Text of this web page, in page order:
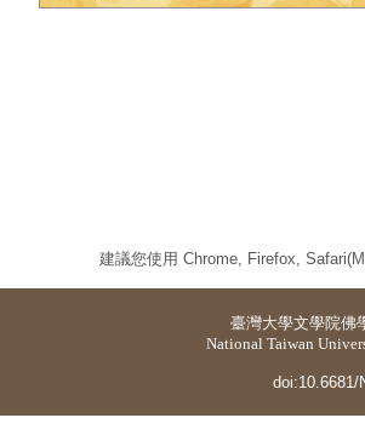
建議您使用 Chrome, Firefox,
臺灣大學文學院佛
National Taiwan
doi:10.6681/